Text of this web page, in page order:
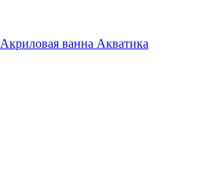
Акриловая ванна Акватика